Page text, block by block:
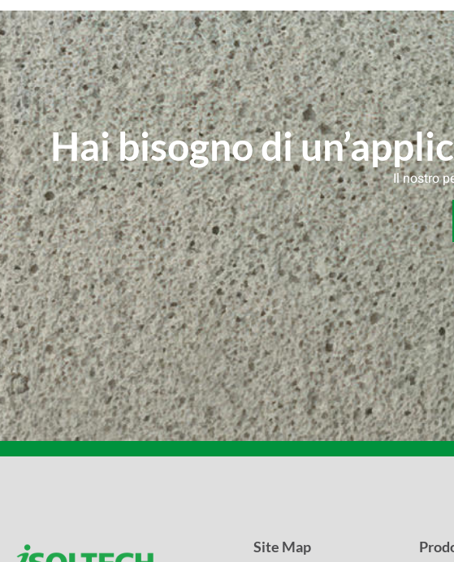
Hai bisogno di
Il nostro
Site Map